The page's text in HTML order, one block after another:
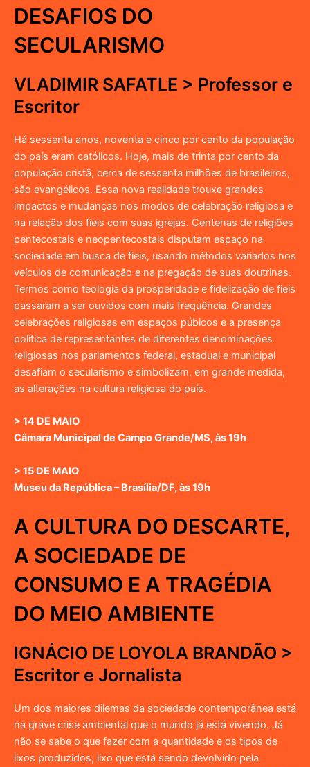
DESAFIOS DO
SECULARISMO
VLADIMIR SAFATLE > Professor e
Escritor
Há sessenta anos, noventa e cinco por cento da população
do país eram católicos. Hoje, mais de trinta por cento da
população cristã, cerca de sessenta milhões de brasileiros,
são evangélicos. Essa nova realidade trouxe grandes
impactos e mudanças nos modos de celebração religiosa e
na relação dos fieis com suas igrejas. Centenas de religiões
pentecostais e neopentecostais disputam espaço na
sociedade em busca de fieis, usando métodos variados nos
veículos de comunicação e na pregação de suas doutrinas.
Termos como teologia da prosperidade e fidelização de fieis
passaram a ser ouvidos com mais frequência. Grandes
celebrações religiosas em espaços púbicos e a presença
política de representantes de diferentes denominações
religiosas nos parlamentos federal, estadual e municipal
desafiam o secularismo e simbolizam, em grande medida,
as alterações na cultura religiosa do país.
> 14 DE MAIO
Câmara Municipal de Campo Grande/MS, às 19h
> 15 DE MAIO
Museu da República – Brasília/DF, às 19h
A CULTURA DO DESCARTE,
A SOCIEDADE DE
CONSUMO E A TRAGÉDIA
DO MEIO AMBIENTE
IGNÁCIO DE LOYOLA BRANDÃO >
Escritor e Jornalista
Um dos maiores dilemas da sociedade contemporânea está
na grave crise ambiental que o mundo já está vivendo. Já
não se sabe o que fazer com a quantidade e os tipos de
lixos produzidos, lixo que está sendo devolvido pela